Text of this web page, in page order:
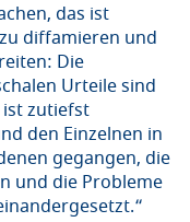
das ist
diffamieren und
Die
Urteile sind
zutiefst
den Einzelnen in
gegangen, die
und die Probleme